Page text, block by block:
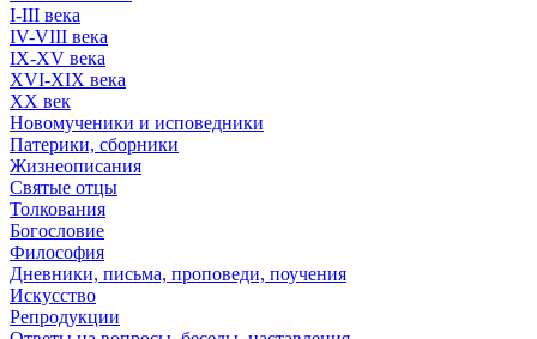
I-III века
IV-VIII века
IX-XV века
XVI-XIX века
XX век
Новомученики и исповедники
Патерики, сборники
Жизнеописания
Святые отцы
Толкования
Богословие
Философия
Дневники, письма, проповеди, поучения
Искусство
Репродукции